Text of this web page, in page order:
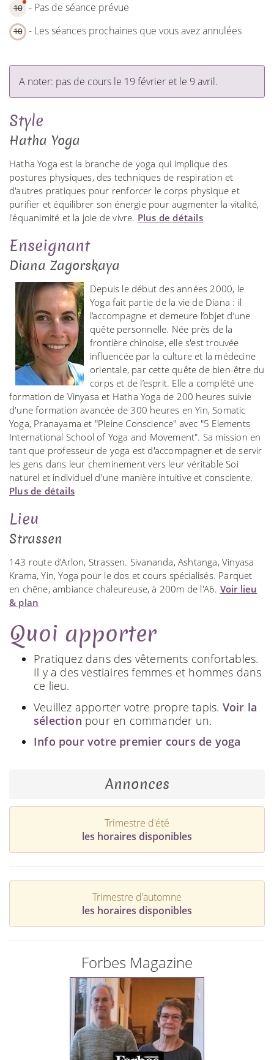
10 - Pas de séance prévue
10 - Les séances prochaines que vous avez annulées
A noter: pas de cours le 19 février et le 9 avril.
Style
Hatha Yoga
Hatha Yoga est la branche de yoga qui implique des
postures physiques, des techniques de respiration et
d'autres pratiques pour renforcer le corps physique et
purifier et équilibrer son énergie pour augmenter la vitalité,
l'équanimité et la joie de vivre. Plus de détails
Enseignant
Diana Zagorskaya
Depuis le début des années 2000, le
Yoga fait partie de la vie de Diana : il
l’accompagne et demeure l’objet d’une
quête personnelle. Née près de la
frontière chinoise, elle s'est trouvée
influencée par la culture et la médecine
orientale, par cette quête de bien-être du
corps et de l’esprit. Elle a complété une
formation de Vinyasa et Hatha Yoga de 200 heures suivie
d'une formation avancée de 300 heures en Yin, Somatic
Yoga, Pranayama et "Pleine Conscience" avec "5 Elements
International School of Yoga and Movement". Sa mission en
tant que professeur de yoga est d'accompagner et de servir
les gens dans leur cheminement vers leur véritable Soi
naturel et individuel d'une manière intuitive et consciente.
Plus de détails
Lieu
Strassen
143 route d'Arlon, Strassen. Sivananda, Ashtanga, Vinyasa
Krama, Yin, Yoga pour le dos et cours spécialisés. Parquet
en chêne, ambiance chaleureuse, à 200m de l'A6. Voir lieu
& plan
Quoi apporter
Pratiquez dans des vêtements confortables.
Il y a des vestiaires femmes et hommes dans
ce lieu.
Veuillez apporter votre propre tapis. Voir la
sélection pour en commander un.
Info pour votre premier cours de yoga
Annonces
Trimestre d'été
les horaires disponibles
Trimestre d'automne
les horaires disponibles
Forbes Magazine